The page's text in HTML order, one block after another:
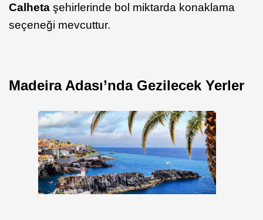
Calheta şehirlerinde bol miktarda konaklama
seçeneği mevcuttur.
Madeira Adası’nda Gezilecek Yerler